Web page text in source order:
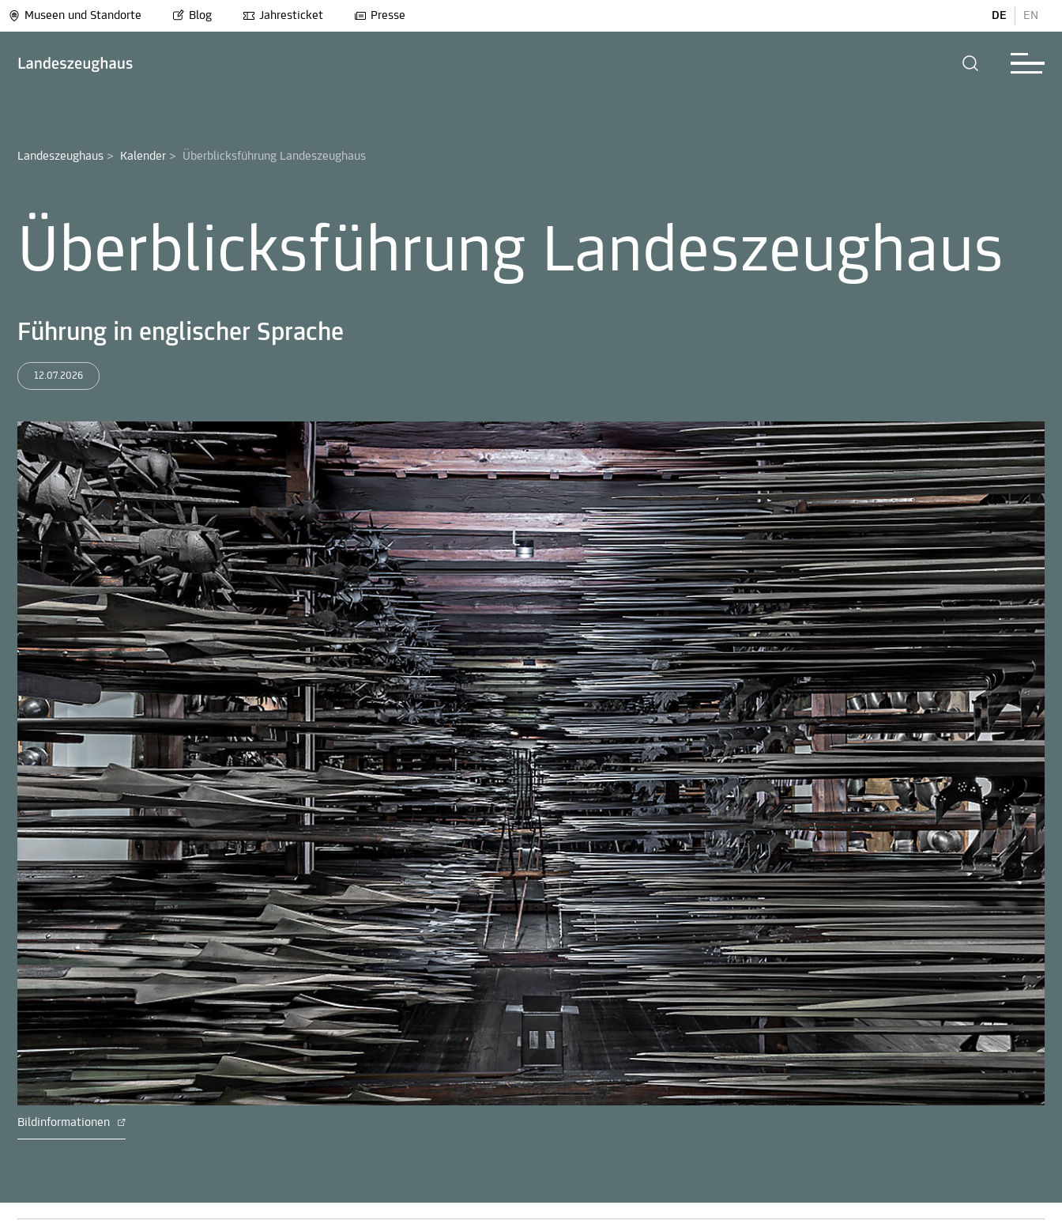
Museen und Standorte Blog Jahresticket Presse DE EN
Landeszeughaus > Kalender > Überblicksführung Landeszeughaus
Überblicksführung Landeszeughaus
Führung in englischer Sprache
12.07.2026
Bildinformationen